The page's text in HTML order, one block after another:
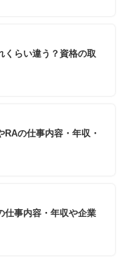
くらい違う？資格の取
の仕事内容・年収・
仕事内容・年収や企業